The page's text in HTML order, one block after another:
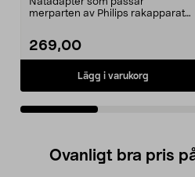
merparten av Philips rakapparater
269,00
Lägg i varukorg
Ovanligt bra pris